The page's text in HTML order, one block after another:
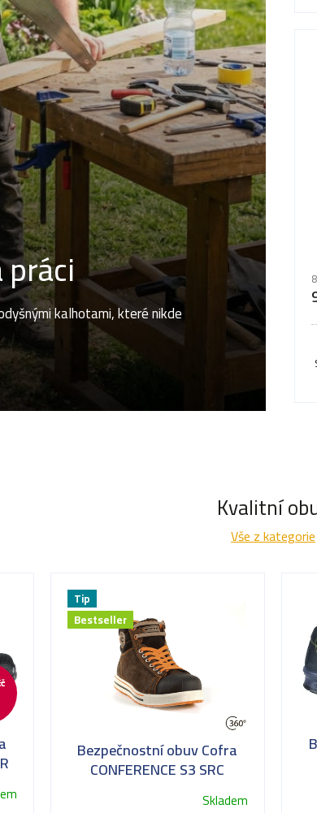
kalhotami, které nikde
Kvalitní
Vše z kategorie
Tip
Bestseller
Bezpečnostní obuv Cofra
CONFERENCE S3 SRC
Skladem